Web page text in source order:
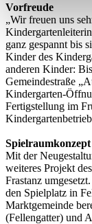
Vorfreude
„Wir freuen uns
ganz gespannt bis
Kinder des
anderen Kinder:
Gemeindestraße
Kindergarten-
Fertigstellung im
Spielraumkonzept
Mit der
weiteres Projekt
Frastanz
den Spielplatz in
Marktgemeinde
(Fellengatter) und